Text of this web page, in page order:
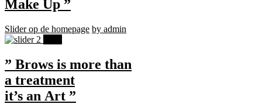
Make Up ”
Slider op de homepage by admin
” Brows is more than
a treatment
it’s an Art ”